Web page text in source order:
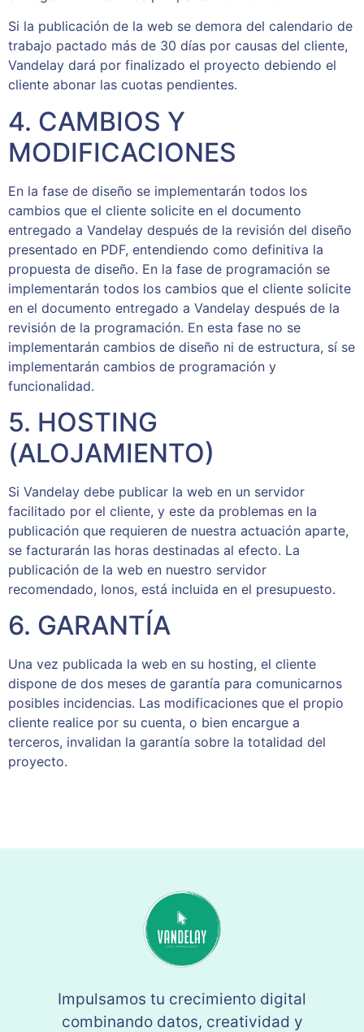
Si la publicación de la web se demora del calendario de
trabajo pactado más de 30 días por causas del cliente,
Vandelay dará por finalizado el proyecto debiendo el
cliente abonar las cuotas pendientes.
4. CAMBIOS Y
MODIFICACIONES
En la fase de diseño se implementarán todos los
cambios que el cliente solicite en el documento
entregado a Vandelay después de la revisión del diseño
presentado en PDF, entendiendo como definitiva la
propuesta de diseño. En la fase de programación se
implementarán todos los cambios que el cliente solicite
en el documento entregado a Vandelay después de la
revisión de la programación. En esta fase no se
implementarán cambios de diseño ni de estructura, sí se
implementarán cambios de programación y
funcionalidad.
5. HOSTING
(ALOJAMIENTO)
Si Vandelay debe publicar la web en un servidor
facilitado por el cliente, y este da problemas en la
publicación que requieren de nuestra actuación aparte,
se facturarán las horas destinadas al efecto. La
publicación de la web en nuestro servidor
recomendado, Ionos, está incluida en el presupuesto.
6. GARANTÍA
Una vez publicada la web en su hosting, el cliente
dispone de dos meses de garantía para comunicarnos
posibles incidencias. Las modificaciones que el propio
cliente realice por su cuenta, o bien encargue a
terceros, invalidan la garantía sobre la totalidad del
proyecto.
Impulsamos tu crecimiento digital
combinando datos, creatividad y